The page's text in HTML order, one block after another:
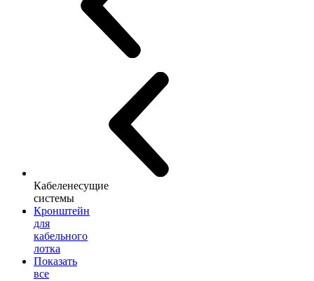
Кабеленесущие
системы
Кронштейн
для
кабельного
лотка
Показать
все